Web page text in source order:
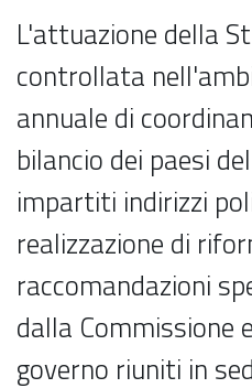
L'attuazione della
controllata
annuale di
bilancio dei paesi
impartiti indirizzi
realizzazione di
raccomandazioni
dalla Commissione
governo riuniti in